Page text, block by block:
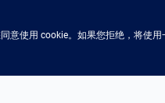
意使用 cookie。如果您拒绝，将使